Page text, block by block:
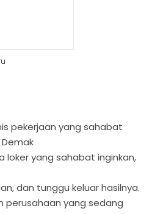
pekerjaan yang sahabat
loker yang sahabat inginkan,
dan tunggu keluar hasilnya.
perusahaan yang sedang